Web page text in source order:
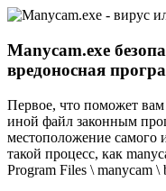
Manycam.exe
вредоносная
Первое, что поможет вам
иной файл законным
местоположение самого
такой процесс, как
Program Files \ manycam \